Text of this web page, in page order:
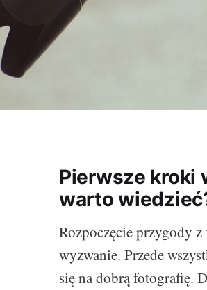
Pierwsze kroki
warto
Rozpoczęcie przygody
wyzwanie. Przede
się na dobrą fotografię.